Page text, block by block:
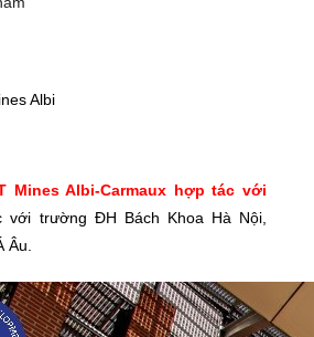
Albi
Mines Albi-Carmaux hợp tác với
với trường ĐH Bách Khoa Hà Nội,
Âu.